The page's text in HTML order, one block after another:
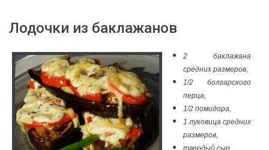
Лодочки из баклажанов
2 баклажана
средних размеров,
1/2 болгарского
перца,
1/2 помидора,
1 луковица средних
размеров,